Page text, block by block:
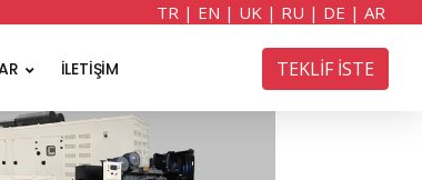
TR | EN | UK | RU | DE | AR
İLETİŞİM TEKLİF İSTE